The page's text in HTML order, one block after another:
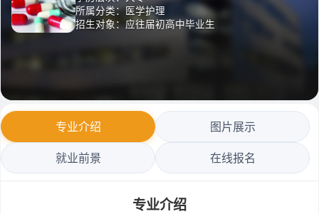
所属分类：医学护理
招生对象：应往届初高中毕业生
专业介绍 图片展示
就业前景 在线报名
专业介绍